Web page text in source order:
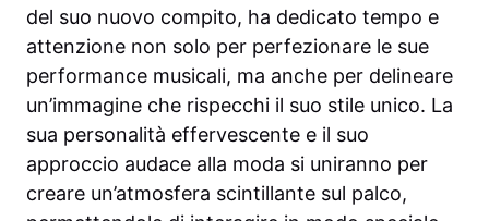
del suo nuovo compito, ha dedicato tempo e
attenzione non solo per perfezionare le sue
performance musicali, ma anche per delineare
un’immagine che rispecchi il suo stile unico. La
sua personalità effervescente e il suo
approccio audace alla moda si uniranno per
creare un’atmosfera scintillante sul palco,